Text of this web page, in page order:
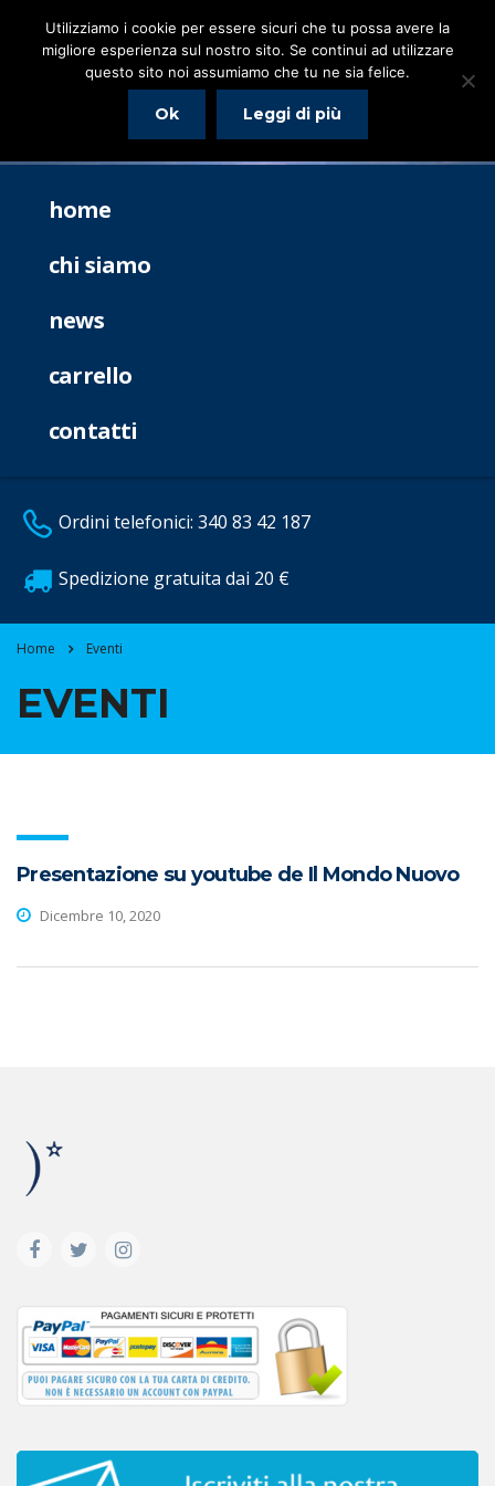
home
chi siamo
news
carrello
contatti
Ordini telefonici: 340 83 42 187
Spedizione gratuita dai 20 €
Home Eventi
EVENTI
Presentazione su youtube de Il Mondo Nuovo
Dicembre 10, 2020
Utilizziamo i cookie per essere sicuri che tu possa avere la
migliore esperienza sul nostro sito. Se continui ad utilizzare
questo sito noi assumiamo che tu ne sia felice.
Ok Leggi di più